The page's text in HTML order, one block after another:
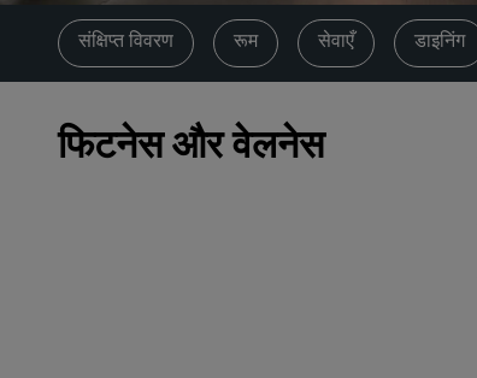
संक्षिप्त विवरण रूम सेवाएँ डाइनिंग
फिटनेस और वेलनेस